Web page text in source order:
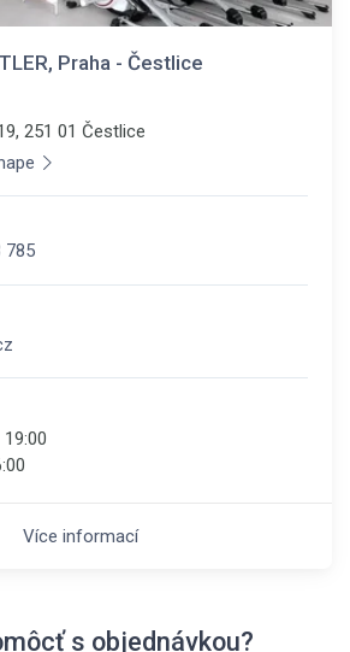
Praha - Čestlice
251 01 Čestlice
785
Více informací
s objednávkou?